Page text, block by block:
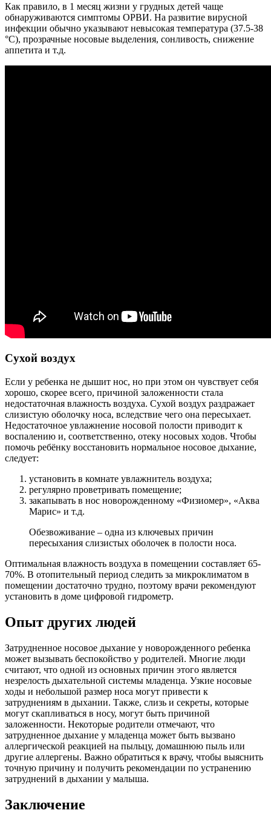
Как правило, в 1 месяц жизни у грудных детей чаще
обнаруживаются симптомы ОРВИ. На развитие вирусной
инфекции обычно указывают невысокая температура (37.5-38
°C), прозрачные носовые выделения, сонливость, снижение
аппетита и т.д.
Сухой воздух
Если у ребенка не дышит нос, но при этом он чувствует себя
хорошо, скорее всего, причиной заложенности стала
недостаточная влажность воздуха. Сухой воздух раздражает
слизистую оболочку носа, вследствие чего она пересыхает.
Недостаточное увлажнение носовой полости приводит к
воспалению и, соответственно, отеку носовых ходов. Чтобы
помочь ребёнку восстановить нормальное носовое дыхание,
следует:
установить в комнате увлажнитель воздуха;
регулярно проветривать помещение;
закапывать в нос новорожденному «Физиомер», «Аква
Марис» и т.д.
Обезвоживание – одна из ключевых причин
пересыхания слизистых оболочек в полости носа.
Оптимальная влажность воздуха в помещении составляет 65-
70%. В отопительный период следить за микроклиматом в
помещении достаточно трудно, поэтому врачи рекомендуют
установить в доме цифровой гидрометр.
Опыт других людей
Затрудненное носовое дыхание у новорожденного ребенка
может вызывать беспокойство у родителей. Многие люди
считают, что одной из основных причин этого является
незрелость дыхательной системы младенца. Узкие носовые
ходы и небольшой размер носа могут привести к
затруднениям в дыхании. Также, слизь и секреты, которые
могут скапливаться в носу, могут быть причиной
заложенности. Некоторые родители отмечают, что
затрудненное дыхание у младенца может быть вызвано
аллергической реакцией на пыльцу, домашнюю пыль или
другие аллергены. Важно обратиться к врачу, чтобы выяснить
точную причину и получить рекомендации по устранению
затруднений в дыхании у малыша.
Заключение